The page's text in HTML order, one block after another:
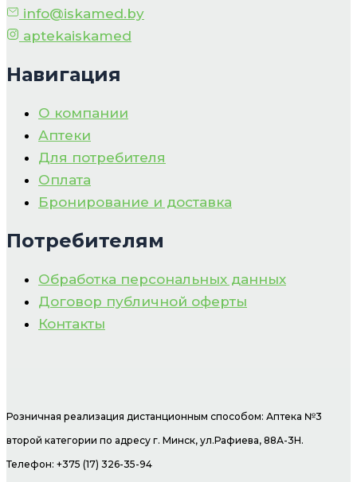
info@iskamed.by
aptekaiskamed
Навигация
О компании
Аптеки
Для потребителя
Оплата
Бронирование и доставка
Потребителям
Обработка персональных данных
Договор публичной оферты
Контакты
Розничная реализация дистанционным способом: Аптека №3
второй категории по адресу г. Минск, ул.Рафиева, 88А-3Н.
Телефон: +375 (17) 326-35-94